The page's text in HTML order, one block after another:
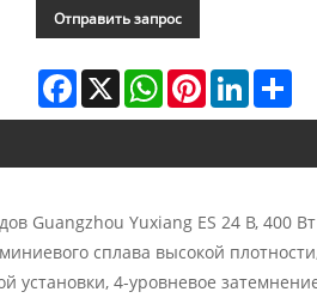
Отправить запрос
Facebook
X WhatsAppPinterestLinkedIn
Guangzhou Yuxiang ES 24 В, 400
сплава высокой
4-уровневое